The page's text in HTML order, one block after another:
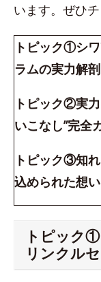
います。ぜひ
トピック①シ
ラムの実力解剖
トピック②実
いこなし”完全
トピック③知
込められた想い
トピック①
リンクル